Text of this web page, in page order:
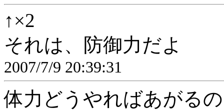
↑×2
それは、防御力だよ
2007/7/9 20:39:31
体力どうやればあがるの